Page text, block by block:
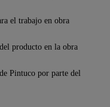
el trabajo en obra
producto en la obra
Pintuco por parte del